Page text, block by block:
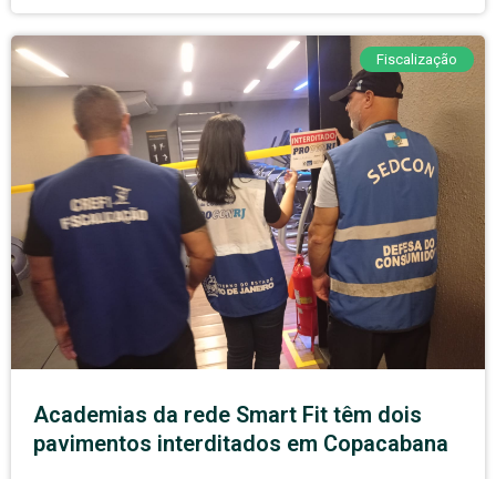
Fiscalização
Academias da rede Smart Fit têm dois
pavimentos interditados em Copacabana